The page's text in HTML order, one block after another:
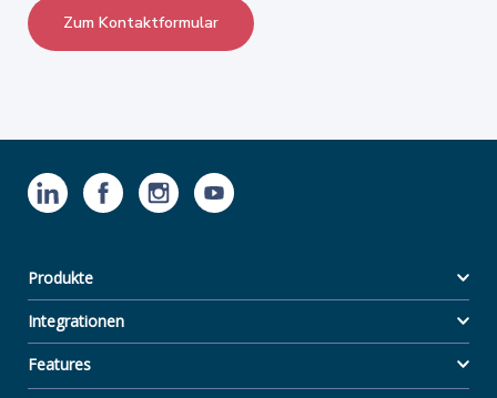
Zum Kontaktformular
Produkte
Integrationen
Features